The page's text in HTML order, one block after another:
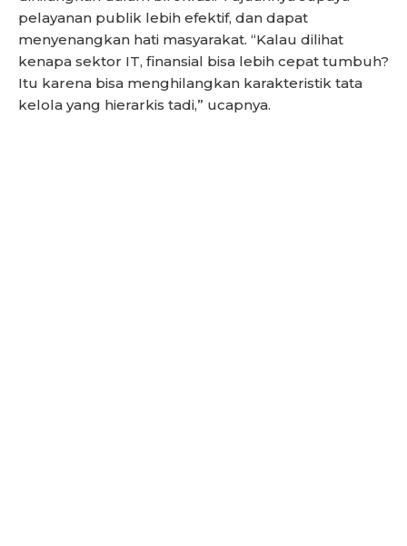
pelayanan publik lebih efektif, dan dapat
menyenangkan hati masyarakat. “Kalau dilihat
kenapa sektor IT, finansial bisa lebih cepat tumbuh?
Itu karena bisa menghilangkan karakteristik tata
kelola yang hierarkis tadi,” ucapnya.